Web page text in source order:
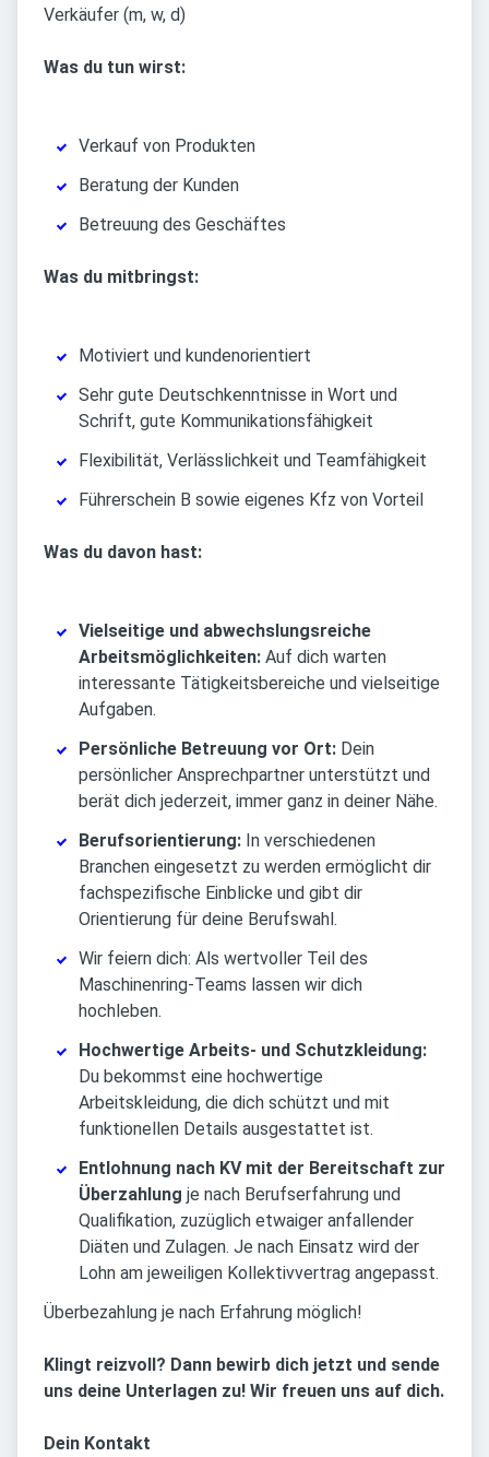
Verkäufer (m, w, d)
Was du tun wirst:
Verkauf von Produkten
Beratung der Kunden
Betreuung des Geschäftes
Was du mitbringst:
Motiviert und kundenorientiert
Sehr gute Deutschkenntnisse in Wort und
Schrift, gute Kommunikationsfähigkeit
Flexibilität, Verlässlichkeit und Teamfähigkeit
Führerschein B sowie eigenes Kfz von Vorteil
Was du davon hast:
Vielseitige und abwechslungsreiche
Arbeitsmöglichkeiten: Auf dich warten
interessante Tätigkeitsbereiche und vielseitige
Aufgaben.
Persönliche Betreuung vor Ort: Dein
persönlicher Ansprechpartner unterstützt und
berät dich jederzeit, immer ganz in deiner Nähe.
Berufsorientierung: In verschiedenen
Branchen eingesetzt zu werden ermöglicht dir
fachspezifische Einblicke und gibt dir
Orientierung für deine Berufswahl.
Wir feiern dich: Als wertvoller Teil des
Maschinenring-Teams lassen wir dich
hochleben.
Hochwertige Arbeits- und Schutzkleidung:
Du bekommst eine hochwertige
Arbeitskleidung, die dich schützt und mit
funktionellen Details ausgestattet ist.
Entlohnung nach KV mit der Bereitschaft zur
Überzahlung je nach Berufserfahrung und
Qualifikation, zuzüglich etwaiger anfallender
Diäten und Zulagen. Je nach Einsatz wird der
Lohn am jeweiligen Kollektivvertrag angepasst.
Überbezahlung je nach Erfahrung möglich!
Klingt reizvoll? Dann bewirb dich jetzt und sende
uns deine Unterlagen zu! Wir freuen uns auf dich.
Dein Kontakt